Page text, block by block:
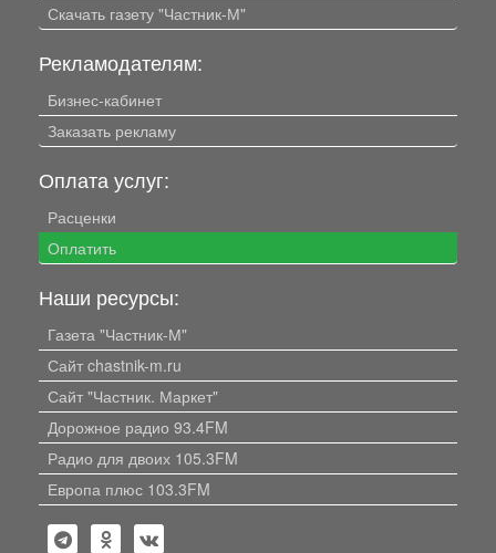
Скачать газету "Частник-М"
Рекламодателям:
Бизнес-кабинет
Заказать рекламу
Оплата услуг:
Расценки
Оплатить
Наши ресурсы:
Газета "Частник-М"
Сайт chastnik-m.ru
Сайт "Частник. Маркет"
Дорожное радио 93.4FM
Радио для двоих 105.3FM
Европа плюс 103.3FM